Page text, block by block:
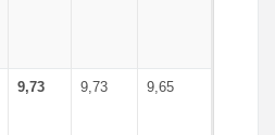
9,73 9,73 9,65